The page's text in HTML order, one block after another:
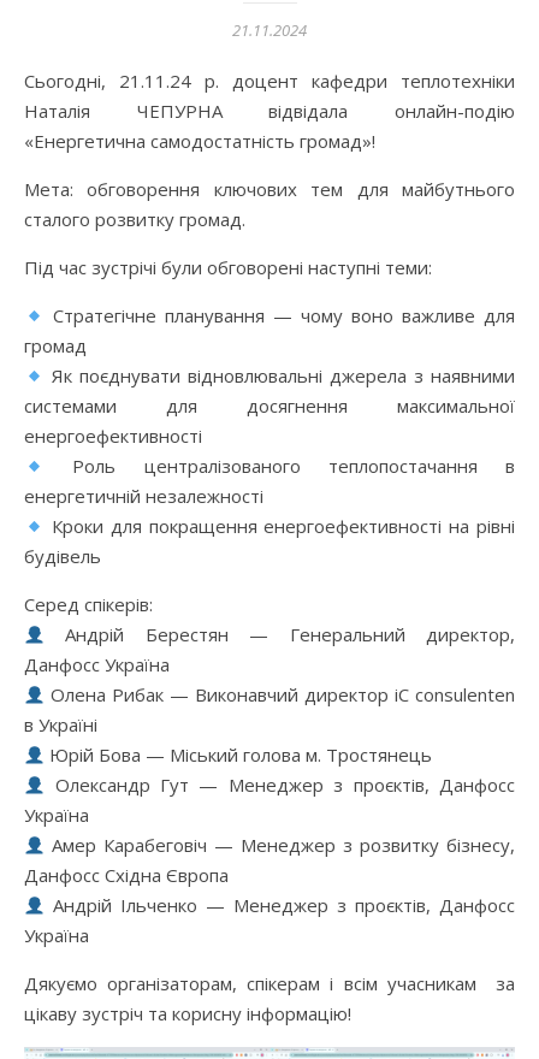
21.11.2024
Сьогодні, 21.11.24 р. доцент кафедри теплотехніки
Наталія ЧЕПУРНА відвідала онлайн-подію
«Енергетична самодостатність громад»!
Мета: обговорення ключових тем для майбутнього
сталого розвитку громад.
Під час зустрічі були обговорені наступні теми:
Стратегічне планування — чому воно важливе для
громад
Як поєднувати відновлювальні джерела з наявними
системами для досягнення максимальної
енергоефективності
Роль централізованого теплопостачання в
енергетичній незалежності
Кроки для покращення енергоефективності на рівні
будівель
Серед спікерів:
Андрій Берестян — Генеральний директор,
Данфосс Україна
Олена Рибак — Виконавчий директор iC consulenten
в Україні
Юрій Бова — Міський голова м. Тростянець
Олександр Гут — Менеджер з проєктів, Данфосс
Україна
Амер Карабеговіч — Менеджер з розвитку бізнесу,
Данфосс Східна Європа
Андрій Ільченко — Менеджер з проєктів, Данфосс
Україна
Дякуємо організаторам, спікерам і всім учасникам за
цікаву зустріч та корисну інформацію!